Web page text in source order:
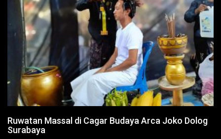
Ruwatan Massal di Cagar Budaya Arca Joko Dolog
Surabaya